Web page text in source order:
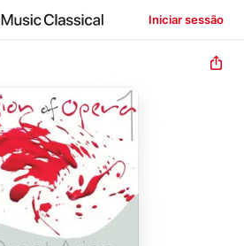
Iniciar sessão